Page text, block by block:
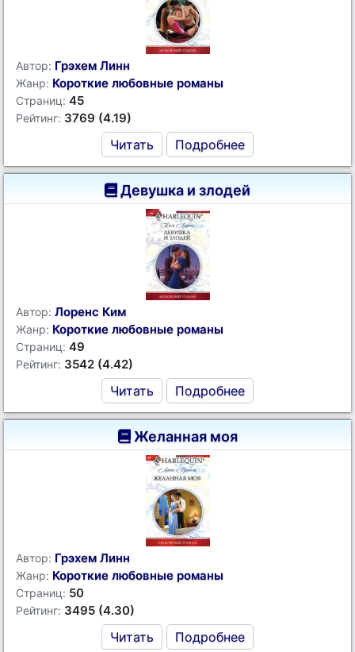
Автор: Грэхем Линн
Жанр: Короткие любовные романы
Страниц: 45
Рейтинг: 3769 (4.19)
Читать Подробнее
Девушка и злодей
Автор: Лоренс Ким
Жанр: Короткие любовные романы
Страниц: 49
Рейтинг: 3542 (4.42)
Читать Подробнее
Желанная моя
Автор: Грэхем Линн
Жанр: Короткие любовные романы
Страниц: 50
Рейтинг: 3495 (4.30)
Читать Подробнее